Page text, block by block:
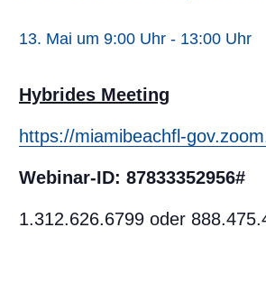
13. Mai um 9:00 Uhr - 13:00 Uhr
Hybrides Meeting
https://miamibeachfl-
Webinar-ID: 87833352956#
1.312.626.6799 oder